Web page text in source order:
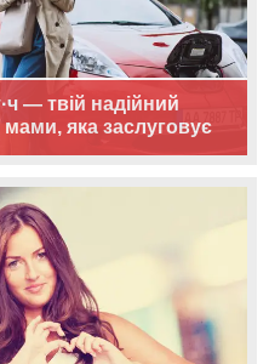
— твій надійний
яка заслуговує